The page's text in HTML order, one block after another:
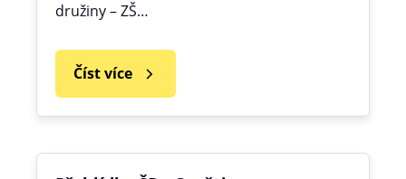
družiny – ZŠ…
Číst více